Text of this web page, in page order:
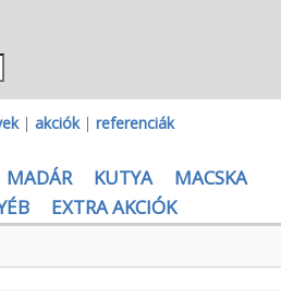
| akciók| referenciák
MADÁR KUTYA
MACSKA
EXTRA AKCIÓK